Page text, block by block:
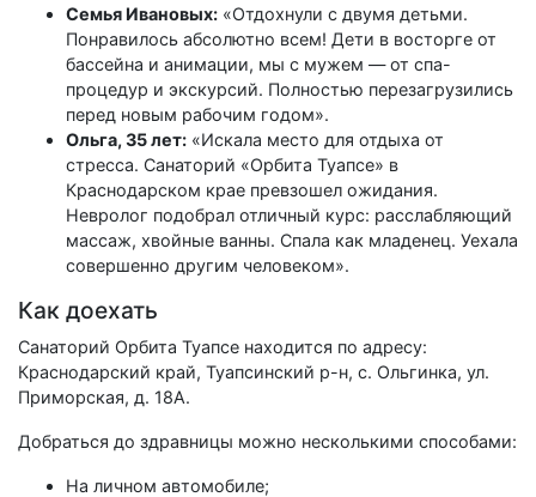
Семья Ивановых: «Отдохнули с двумя детьми.
Понравилось абсолютно всем! Дети в восторге от
бассейна и анимации, мы с мужем — от спа-
процедур и экскурсий. Полностью перезагрузились
перед новым рабочим годом».
Ольга, 35 лет: «Искала место для отдыха от
стресса. Санаторий «Орбита Туапсе» в
Краснодарском крае превзошел ожидания.
Невролог подобрал отличный курс: расслабляющий
массаж, хвойные ванны. Спала как младенец. Уехала
совершенно другим человеком».
Как доехать
Санаторий Орбита Туапсе находится по адресу:
Краснодарский край, Туапсинский р-н, с. Ольгинка, ул.
Приморская, д. 18А.
Добраться до здравницы можно несколькими способами:
На личном автомобиле;